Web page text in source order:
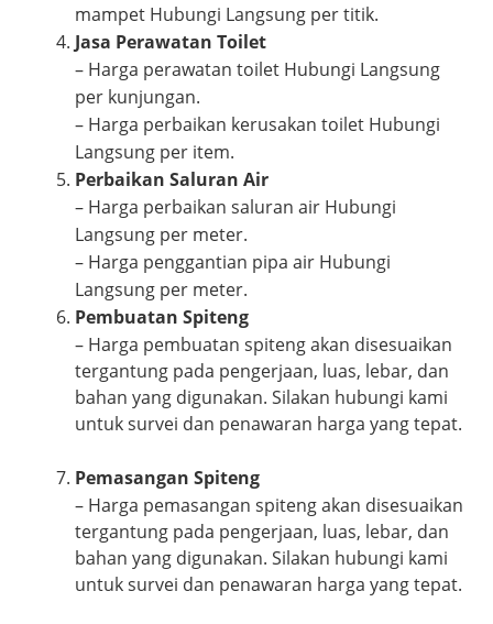
mampet Hubungi Langsung per titik.
Jasa Perawatan Toilet
– Harga perawatan toilet Hubungi Langsung
per kunjungan.
– Harga perbaikan kerusakan toilet Hubungi
Langsung per item.
Perbaikan Saluran Air
– Harga perbaikan saluran air Hubungi
Langsung per meter.
– Harga penggantian pipa air Hubungi
Langsung per meter.
Pembuatan Spiteng
– Harga pembuatan spiteng akan disesuaikan
tergantung pada pengerjaan, luas, lebar, dan
bahan yang digunakan. Silakan hubungi kami
untuk survei dan penawaran harga yang tepat.
Pemasangan Spiteng
– Harga pemasangan spiteng akan disesuaikan
tergantung pada pengerjaan, luas, lebar, dan
bahan yang digunakan. Silakan hubungi kami
untuk survei dan penawaran harga yang tepat.